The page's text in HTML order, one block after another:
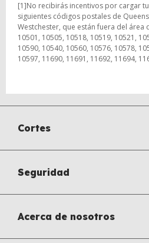
[1]No recibirás incentivos por cargar
siguientes códigos postales de
Westchester, que están fuera del área
10501, 10505, 10518, 10519, 10521,
10590, 10540, 10560, 10576, 10578,
10597, 11690, 11691, 11692, 11694,
Cortes
Seguridad
Acerca de nosotros